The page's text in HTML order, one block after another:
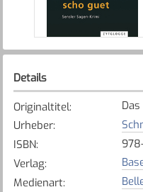
Details
Originaltitel:
Urheber:
ISBN:
Verlag:
Medienart: